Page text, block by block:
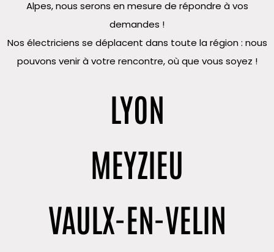
Alpes, nous serons en mesure de répondre à vos
demandes !
Nos électriciens se déplacent dans toute la région : nous
pouvons venir à votre rencontre, où que vous soyez !
LYON
MEYZIEU
VAULX-EN-VELIN